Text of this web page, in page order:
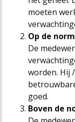
moeten
Op de norm
De
worden. Hij
goed.
Boven de